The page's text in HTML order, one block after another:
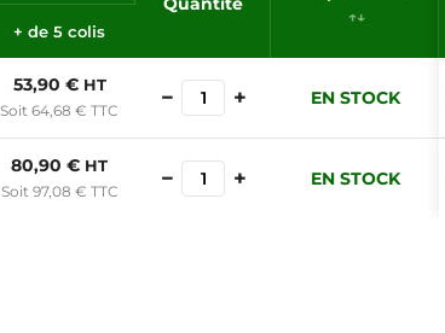
+ de 5 colis
53,90 € HT
Soit 64,68 € TTC − + EN STOCK
80,90 € HT
Soit 97,08 € TTC − + EN STOCK